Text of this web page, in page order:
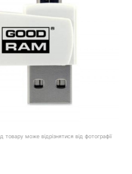
товару може відрізнятися від фотографії